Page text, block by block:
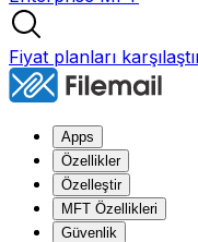
Fiyat planları
Apps
Özellikler
Özelleştir
MFT Özellikleri
Güvenlik